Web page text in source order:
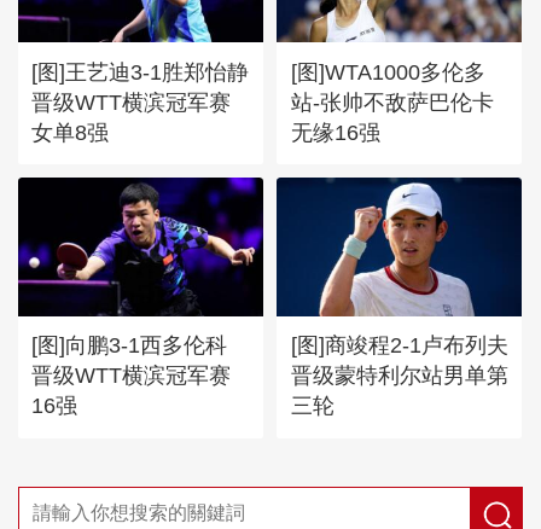
京国安4-0深圳新鹏城
[图]王艺迪3-1胜郑怡静
晋级WTT横滨冠军赛
女单8强
[图]WTA1000多伦多
站-张帅不敌萨巴伦卡
无缘16强
[图]向鹏3-1西多伦科
晋级WTT横滨冠军赛
16强
[图]商竣程2-1卢布列夫
晋级蒙特利尔站男单第
三轮